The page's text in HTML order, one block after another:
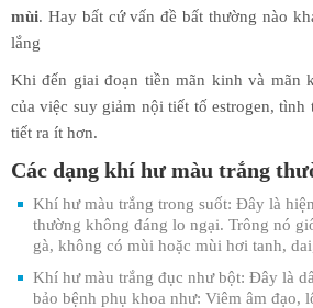
mùi. Hay bất cứ vấn đề bất thường nào
lắng
Khi đến giai đoạn tiền mãn kinh và mãn
của việc suy giảm nội tiết tố estrogen,
tiết ra ít hơn.
Các dạng khí hư màu trắng
Khí hư màu trắng trong suốt: Đây là
thường không đáng lo ngại. Trông nó
gà, không có mùi hoặc mùi hơi tanh,
Khí hư màu trắng đục như bột: Đây là
bảo bệnh phụ khoa như: Viêm âm đạo,